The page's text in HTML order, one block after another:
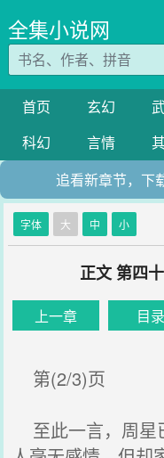
全集小说网
首页 玄幻
科幻
言情
追看新章节，下
字体 大 中 小
正文 第四
上一章 目录
第(2/3)页
至此一言，周星